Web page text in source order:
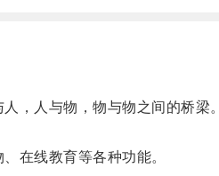
，人与物，物与物之间的桥梁。
在线教育等各种功能。